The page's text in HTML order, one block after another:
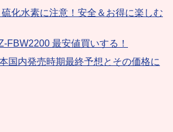
硫化水素に注意！安全＆お得に楽しむ
FBW2200 最安値買いする！
国内発売時期最終予想とその価格に